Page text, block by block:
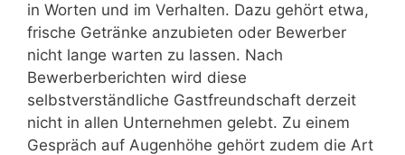
in Worten und im Verhalten. Dazu gehört etwa,
frische Getränke anzubieten oder Bewerber
nicht lange warten zu lassen. Nach
Bewerberberichten wird diese
selbstverständliche Gastfreundschaft derzeit
nicht in allen Unternehmen gelebt. Zu einem
Gespräch auf Augenhöhe gehört zudem die Art